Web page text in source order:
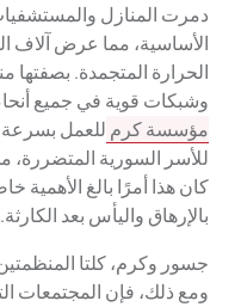
دمرت المنازل
الأساسية، مما عرض آلاف
الحرارة المتجمدة.
وشبكات قوية في جميع
مؤسسة كرم للعمل بسرعة
للأسر السورية المتضررة،
كان هذا أمرًا بالغ الأهمية
بالإرهاق واليأس بعد الكارثة.
جسور وكرم، كلتا
ومع ذلك، فإن المجتمعات